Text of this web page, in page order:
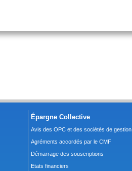
Épargne Collective
Avis des OPC et des sociétés de gestion
Agréments accordés par le CMF
Démarrage des souscriptions
Etats financiers